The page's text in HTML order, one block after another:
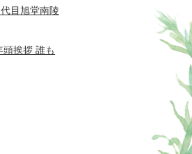
目旭堂南陵
頭挨拶 誰も